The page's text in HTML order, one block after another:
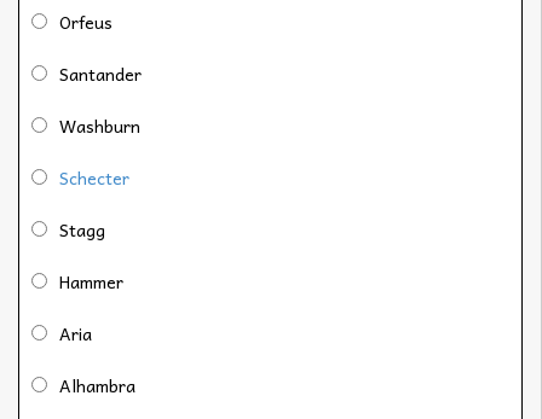
Orfeus
Santander
Washburn
Schecter
Stagg
Hammer
Aria
Alhambra